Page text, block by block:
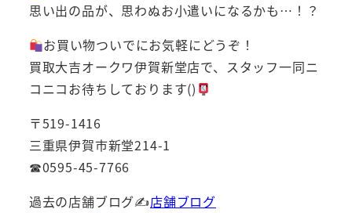
思い出の品が、思わぬお小遣いになるかも…！？
お買い物ついでにお気軽にどうぞ！
買取大吉オークワ伊賀新堂店で、スタッフ一同ニ
コニコお待ちしております()
〒519-1416
三重県伊賀市新堂214-1
☎0595-45-7766
過去の店舗ブログ✍店舗ブログ